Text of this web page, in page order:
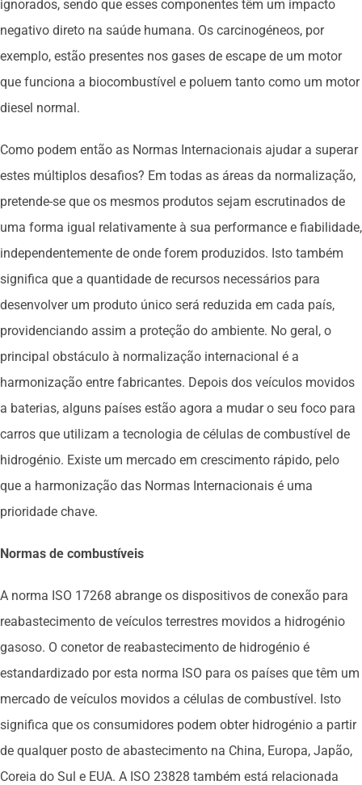
ignorados, sendo que esses componentes têm um impacto
negativo direto na saúde humana. Os carcinogéneos, por
exemplo, estão presentes nos gases de escape de um motor
que funciona a biocombustível e poluem tanto como um motor
diesel normal.
Como podem então as Normas Internacionais ajudar a superar
estes múltiplos desafios? Em todas as áreas da normalização,
pretende-se que os mesmos produtos sejam escrutinados de
uma forma igual relativamente à sua performance e fiabilidade,
independentemente de onde forem produzidos. Isto também
significa que a quantidade de recursos necessários para
desenvolver um produto único será reduzida em cada país,
providenciando assim a proteção do ambiente. No geral, o
principal obstáculo à normalização internacional é a
harmonização entre fabricantes. Depois dos veículos movidos
a baterias, alguns países estão agora a mudar o seu foco para
carros que utilizam a tecnologia de células de combustível de
hidrogénio. Existe um mercado em crescimento rápido, pelo
que a harmonização das Normas Internacionais é uma
prioridade chave.
Normas de combustíveis
A norma ISO 17268 abrange os dispositivos de conexão para
reabastecimento de veículos terrestres movidos a hidrogénio
gasoso. O conetor de reabastecimento de hidrogénio é
estandardizado por esta norma ISO para os países que têm um
mercado de veículos movidos a células de combustível. Isto
significa que os consumidores podem obter hidrogénio a partir
de qualquer posto de abastecimento na China, Europa, Japão,
Coreia do Sul e EUA. A ISO 23828 também está relacionada